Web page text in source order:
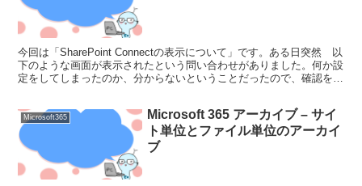
今回は「SharePoint Connectの表示について」です。ある日突然 以
下のような画面が表示されたという問い合わせがありました。何か設
定をしてしまったのか、分からないということだったので、確認をし
Microsoft365
Microsoft 365 アーカイブ – サイ
ト単位とファイル単位のアーカイ
ブ